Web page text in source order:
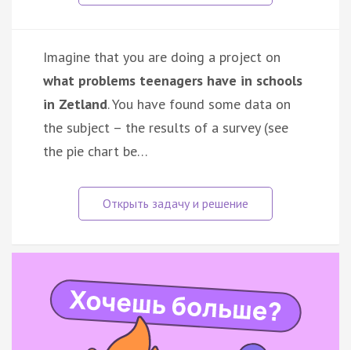
Imagine that you are doing a project on
what problems teenagers have in schools
in Zetland. You have found some data on
the subject – the results of a survey (see
the pie chart be…